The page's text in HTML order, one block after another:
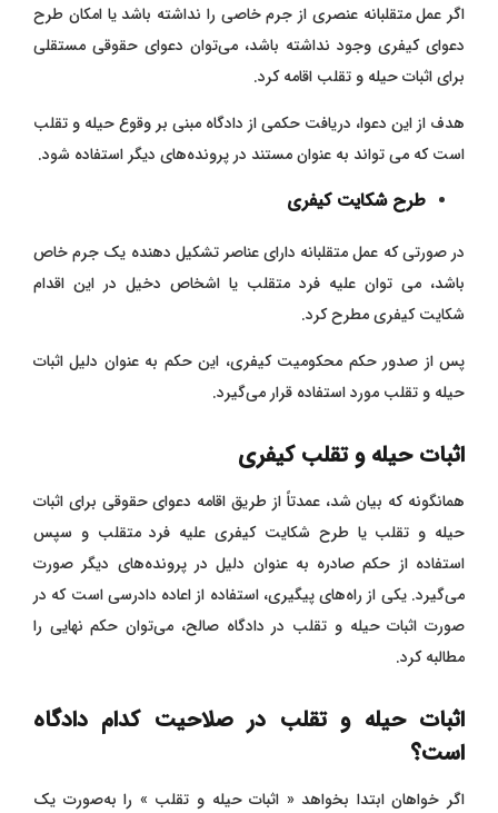
اگر عمل متقلبانه عنصری از جرم خاصی را نداشته باشد یا امکان طرح
دعوای کیفری وجود نداشته باشد، می‌توان دعوای حقوقی مستقلی
برای اثبات حیله و تقلب اقامه کرد.
هدف از این دعوا، دریافت حکمی از دادگاه مبنی بر وقوع حیله و تقلب
است که می ‌تواند به عنوان مستند در پرونده‌های دیگر استفاده شود.
طرح شکایت کیفری
در صورتی که عمل متقلبانه دارای عناصر تشکیل دهنده یک جرم خاص
باشد، می ‌توان علیه فرد متقلب یا اشخاص دخیل در این اقدام
شکایت کیفری مطرح کرد.
پس از صدور حکم محکومیت کیفری، این حکم به عنوان دلیل اثبات
حیله و تقلب مورد استفاده قرار می‌گیرد.
اثبات حیله و تقلب کیفری
همانگونه که بیان شد، عمدتاً از طریق اقامه دعوای حقوقی برای اثبات
حیله و تقلب یا طرح شکایت کیفری علیه فرد متقلب و سپس
استفاده از حکم صادره به عنوان دلیل در پرونده‌های دیگر صورت
می‌گیرد. یکی از راه‌های پیگیری، استفاده از اعاده دادرسی است که در
صورت اثبات حیله و تقلب در دادگاه صالح، می‌توان حکم نهایی را
مطالبه کرد.
اثبات حیله و تقلب در صلاحیت کدام دادگاه
است؟
اگر خواهان ابتدا بخواهد « اثبات حیله و تقلب » را به‌صورت یک